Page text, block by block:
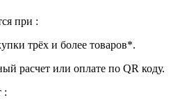
при :
трёх и более товаров*.
расчет или оплате по QR коду.
: